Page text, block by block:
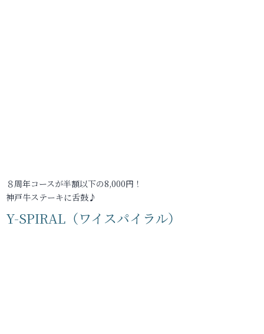
８周年コースが半額以下の8,000円！
神戸牛ステーキに舌鼓♪
Y-SPIRAL（ワイスパイラル）